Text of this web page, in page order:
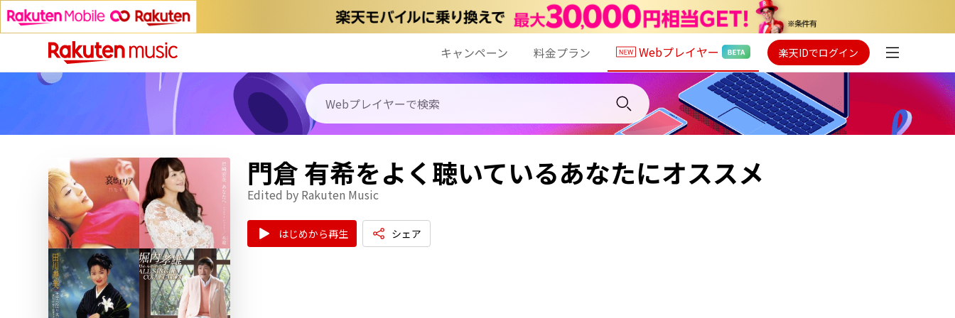
キャンペーン 料金プラン Webプレイヤー 楽天IDでログイン
門倉 有希をよく聴いているあなたにオススメ
Edited by Rakuten Music
はじめから再生 シェア